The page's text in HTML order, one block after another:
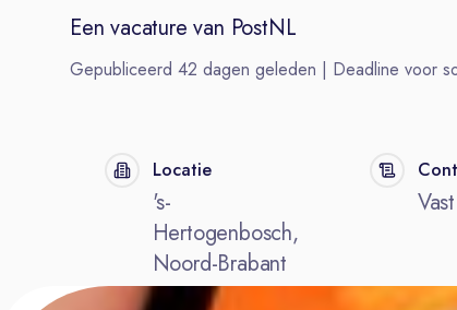
Een vacature van PostNL
Gepubliceerd 42 dagen geleden | Deadline voor
Locatie
's-
Hertogenbosch,
Noord-Brabant
Vast